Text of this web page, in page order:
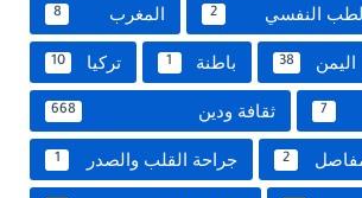
النفسي 2 المغرب 8
اليمن 38 باطنة 1 تركيا 10
7 ثقافة ودين 668
2 جراحة القلب والصدر 1